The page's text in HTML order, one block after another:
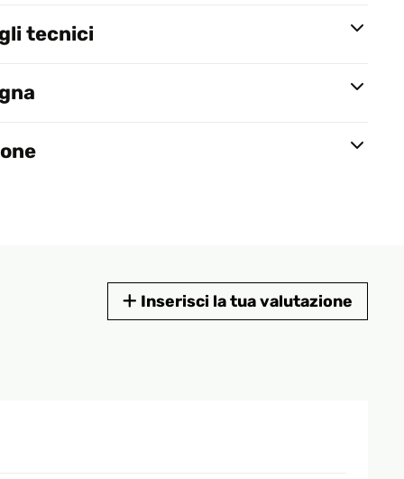
tecnici
Inserisci la tua valutazione